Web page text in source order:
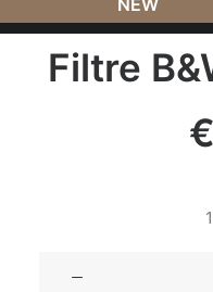
NEW
Filtre
€